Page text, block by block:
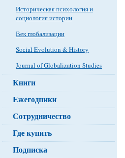
Историческая психология и
социология истории
Век глобализации
Social Evolution & History
Journal of Globalization Studies
Книги
Ежегодники
Сотрудничество
Где купить
Подписка